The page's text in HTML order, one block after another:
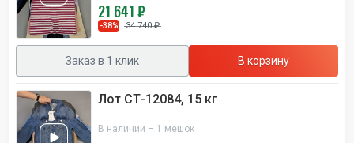
21 641 ₽
-38% 34 740 ₽
Заказ в 1 клик В корзину
Лот СТ-12084, 15 кг
В наличии – 1 мешок